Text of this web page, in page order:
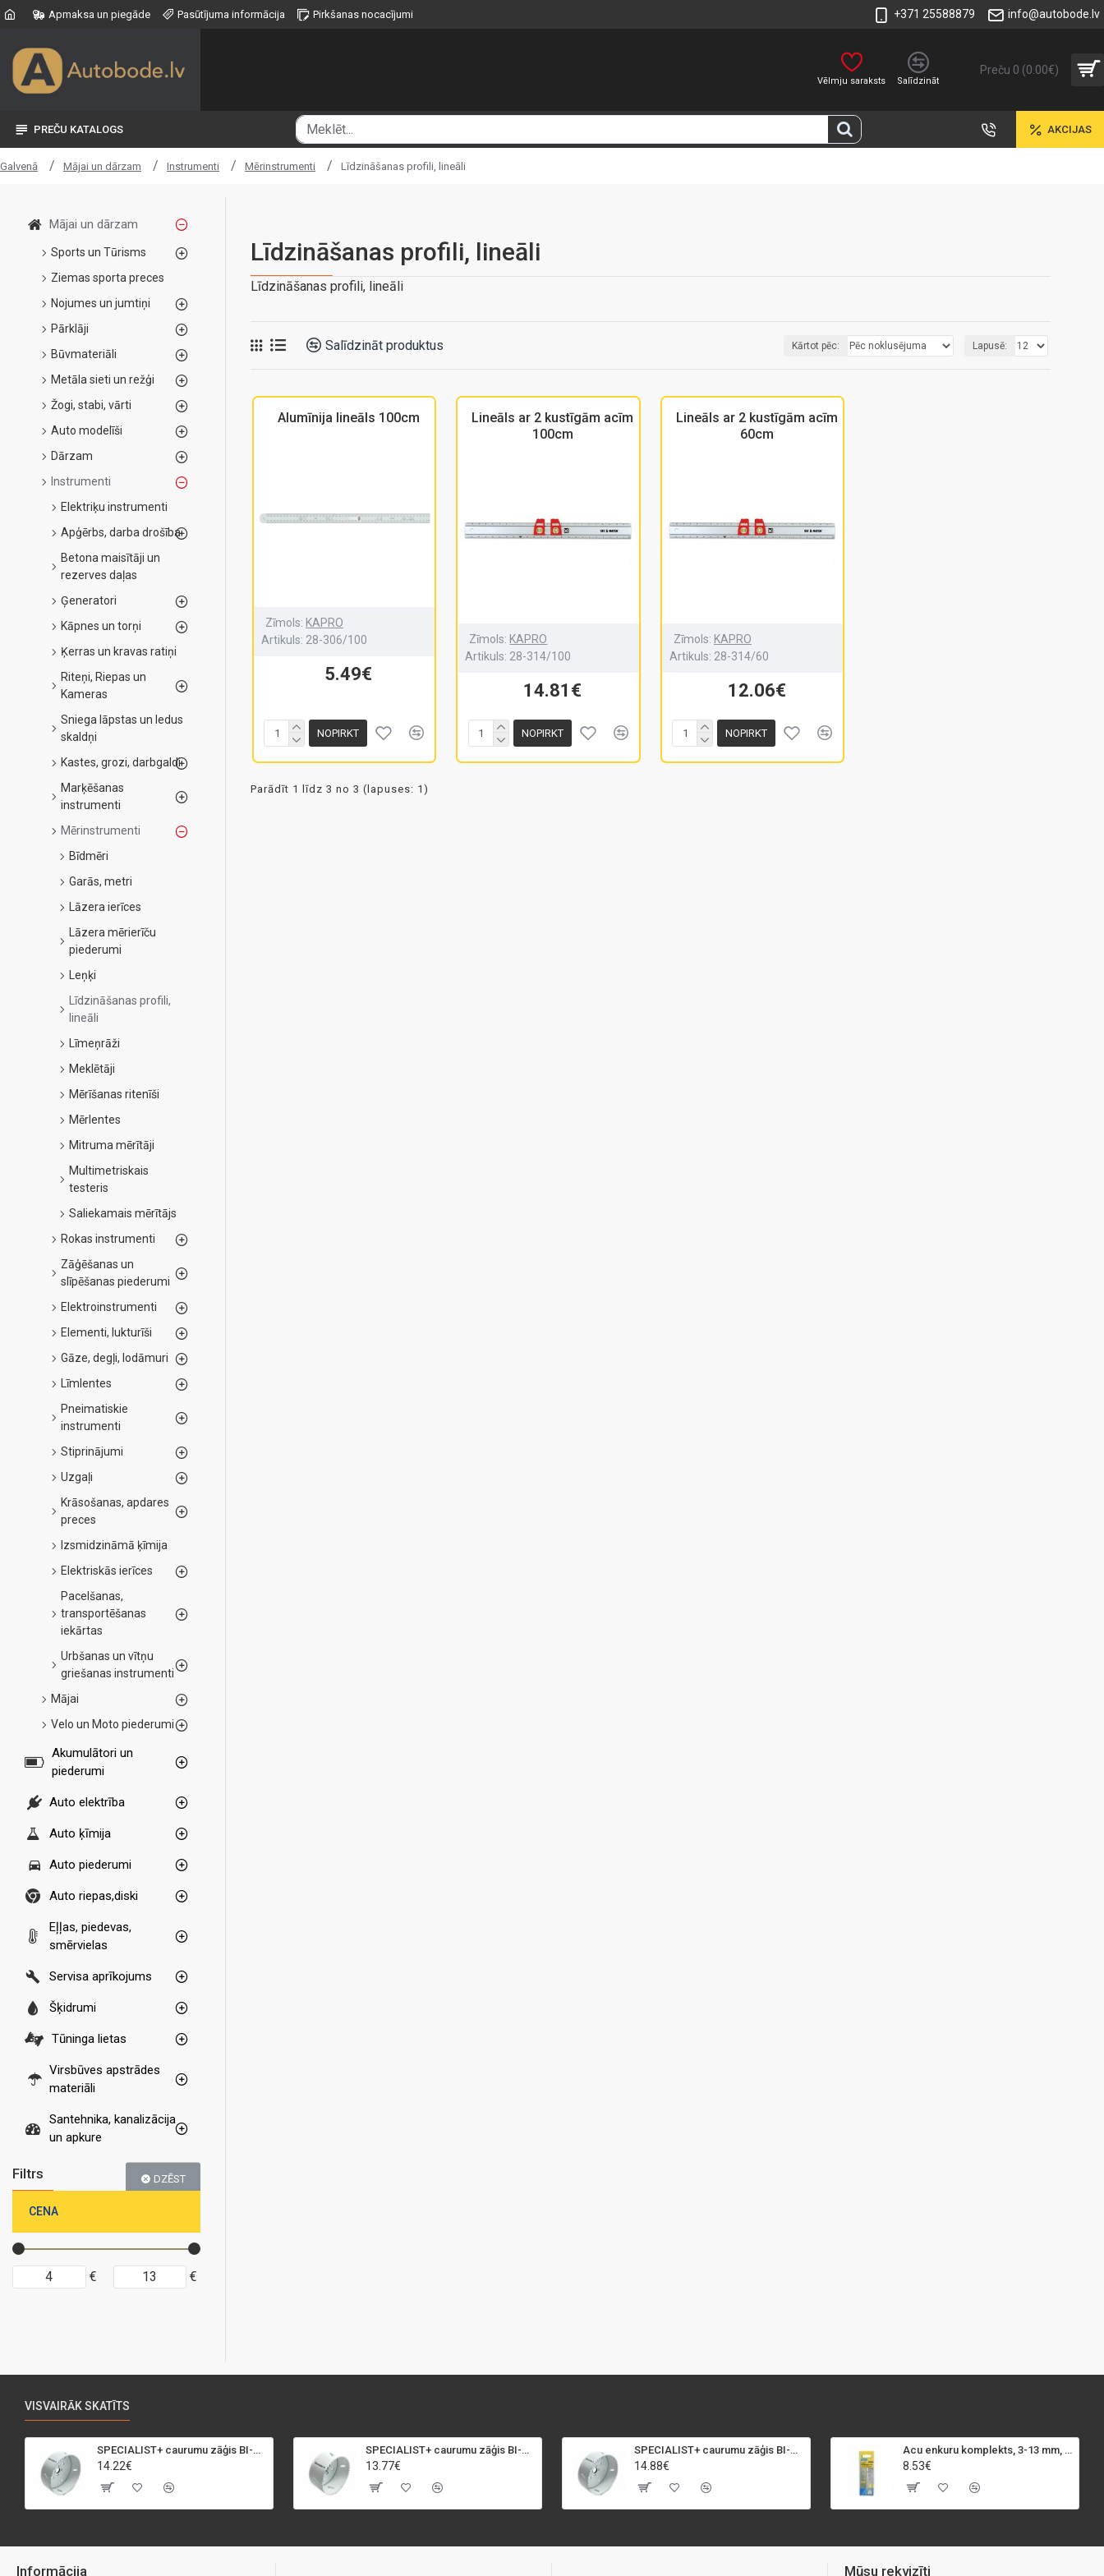
Apmaksa un piegāde Pasūtījuma informācija Pirkšanas nocacījumi +371 25588879 info@autobode.lv
Vēlmju saraksts Salīdzināt
Preču 0 (0.00€)
PREČU KATALOGS AKCIJAS
Galvenā Mājai un dārzam Instrumenti Mērinstrumenti Līdzināšanas profili, lineāli
Mājai un dārzam
Sports un Tūrisms
Ziemas sporta preces
Nojumes un jumtiņi
Pārklāji
Būvmateriāli
Metāla sieti un režģi
Žogi, stabi, vārti
Auto modelīši
Dārzam
Instrumenti
Elektriķu instrumenti
Apģērbs, darba drošība
Betona maisītāji un
rezerves daļas
Ģeneratori
Kāpnes un torņi
Ķerras un kravas ratiņi
Riteņi, Riepas un
Kameras
Sniega lāpstas un ledus
skaldņi
Kastes, grozi, darbgaldi
Marķēšanas
instrumenti
Mērinstrumenti
Bīdmēri
Garās, metri
Lāzera ierīces
Lāzera mērierīču
piederumi
Leņķi
Līdzināšanas profili,
lineāli
Līmeņrāži
Meklētāji
Mērīšanas ritenīši
Mērlentes
Mitruma mērītāji
Multimetriskais
testeris
Saliekamais mērītājs
Rokas instrumenti
Zāģēšanas un
slīpēšanas piederumi
Elektroinstrumenti
Elementi, lukturīši
Gāze, degļi, lodāmuri
Līmlentes
Pneimatiskie
instrumenti
Stiprinājumi
Uzgaļi
Krāsošanas, apdares
preces
Izsmidzināmā ķīmija
Elektriskās ierīces
Pacelšanas,
transportēšanas
iekārtas
Urbšanas un vītņu
griešanas instrumenti
Mājai
Velo un Moto piederumi
Akumulātori un
piederumi
Auto elektrība
Auto ķīmija
Auto piederumi
Auto riepas,diski
Eļļas, piedevas,
smērvielas
Servisa aprīkojums
Šķidrumi
Tūninga lietas
Virsbūves apstrādes
materiāli
Santehnika, kanalizācija
un apkure
Filtrs DZĒST
CENA
€ €
Līdzināšanas profili, lineāli
Līdzināšanas profili, lineāli
Salīdzināt produktus Kārtot pēc: Lapusē:
Alumīnija lineāls 100cm
Zīmols: KAPRO
Artikuls: 28-306/100
5.49€
NOPIRKT
Lineāls ar 2 kustīgām acīm
100cm
Zīmols: KAPRO
Artikuls: 28-314/100
14.81€
NOPIRKT
Lineāls ar 2 kustīgām acīm
60cm
Zīmols: KAPRO
Artikuls: 28-314/60
12.06€
NOPIRKT
Parādīt 1 līdz 3 no 3 (lapuses: 1)
VISVAIRĀK SKATĪTS
SPECIALIST+ caurumu zāģis BI-METAL, 95 mm
14.22€
SPECIALIST+ caurumu zāģis BI-METAL, 92 mm
13.77€
SPECIALIST+ caurumu zāģis BI-METAL, 98 mm
14.88€
Acu enkuru komplekts, 3-13 mm, Rapid, 12 gab.
8.53€
Informācija Mūsu rekvizīti